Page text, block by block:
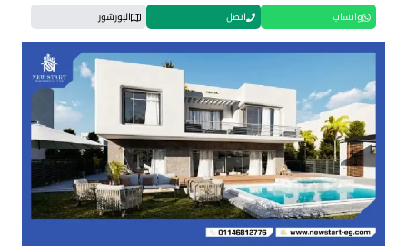
واتساب اتصل البورشور